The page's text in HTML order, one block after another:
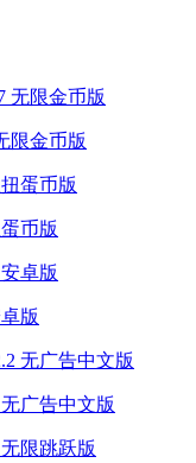
限金币版
币版
版
广告中文版